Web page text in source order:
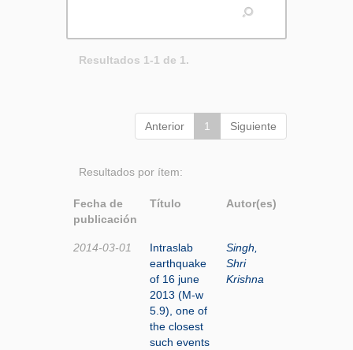
Resultados 1-1 de 1.
Anterior 1 Siguiente
Resultados por ítem:
Fecha de
publicación
Título Autor(es)
2014-03-01
Intraslab
earthquake
of 16 june
2013 (M-w
5.9), one of
the closest
such events
Singh,
Shri
Krishna